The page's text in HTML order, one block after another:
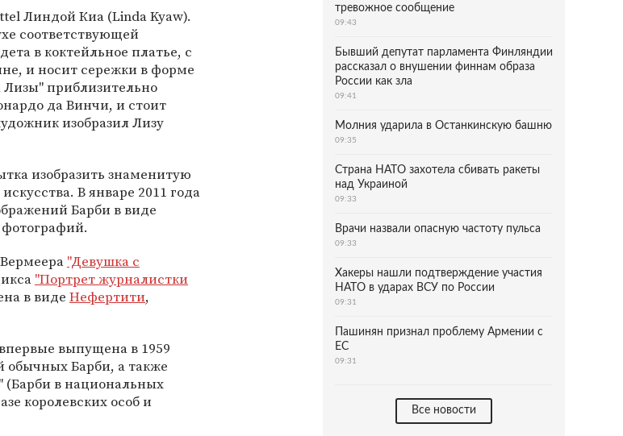
Линдой Киа (Linda Kyaw).
соответствующей
в коктейльное платье, с
и носит сережки в форме
приблизительно
да Винчи, и стоит
изобразил Лизу
изобразить знаменитую
В январе 2011 года
Барби в виде
"Девушка с
"Портрет журналистки
в виде Нефертити,
выпущена в 1959
обычных Барби, а также
(Барби в национальных
королевских особ и
тревожное сообщение
09:43
Бывший депутат парламента Финляндии
рассказал о внушении финнам образа
России как зла
09:41
Молния ударила в Останкинскую башню
09:35
Страна НАТО захотела сбивать ракеты
над Украиной
09:33
Врачи назвали опасную частоту пульса
09:33
Хакеры нашли подтверждение участия
НАТО в ударах ВСУ по России
09:31
Пашинян признал проблему Армении с
ЕС
09:31
Все новости